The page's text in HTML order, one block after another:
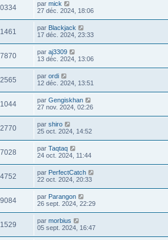
par mick
27 déc. 2024, 18:06
par Blackjack
17 déc. 2024, 23:33
par aj3309
13 déc. 2024, 13:06
par ordi
12 déc. 2024, 13:51
par Gengiskhan
27 nov. 2024, 02:26
par shiro
25 oct. 2024, 14:52
par Taqtaq
24 oct. 2024, 11:44
par PerfectCatch
22 oct. 2024, 20:33
par Parangon
26 sept. 2024, 22:29
par morbius
05 sept. 2024, 16:47